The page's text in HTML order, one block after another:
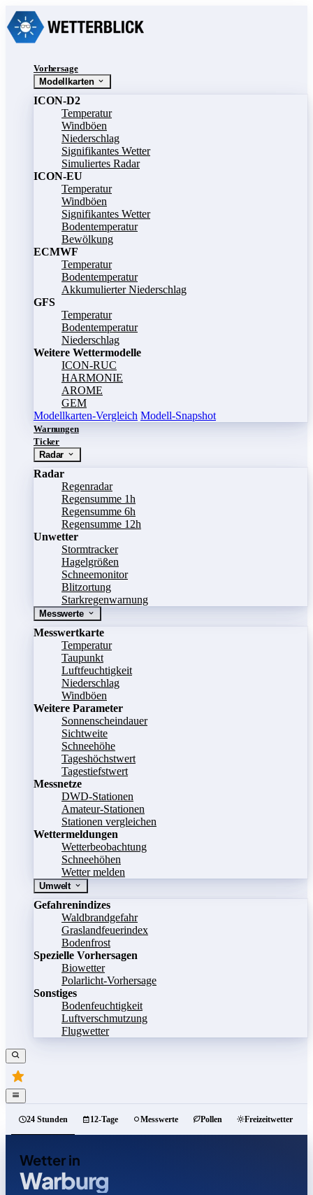
Vorhersage
Modellkarten
ICON-D2
Temperatur
Windböen
Niederschlag
Signifikantes Wetter
Simuliertes Radar
ICON-EU
Temperatur
Windböen
Signifikantes Wetter
Bodentemperatur
Bewölkung
ECMWF
Temperatur
Bodentemperatur
Akkumulierter Niederschlag
GFS
Temperatur
Bodentemperatur
Niederschlag
Weitere Wettermodelle
ICON-RUC
HARMONIE
AROME
GEM
Modellkarten-Vergleich Modell-Snapshot
Warnungen
Ticker
Radar
Radar
Regenradar
Regensumme 1h
Regensumme 6h
Regensumme 12h
Unwetter
Stormtracker
Hagelgrößen
Schneemonitor
Blitzortung
Starkregenwarnung
Messwerte
Messwertkarte
Temperatur
Taupunkt
Luftfeuchtigkeit
Niederschlag
Windböen
Weitere Parameter
Sonnenscheindauer
Sichtweite
Schneehöhe
Tageshöchstwert
Tagestiefstwert
Messnetze
DWD-Stationen
Amateur-Stationen
Stationen vergleichen
Wettermeldungen
Wetterbeobachtung
Schneehöhen
Wetter melden
Umwelt
Gefahrenindizes
Waldbrandgefahr
Graslandfeuerindex
Bodenfrost
Spezielle Vorhersagen
Biowetter
Polarlicht-Vorhersage
Sonstiges
Bodenfeuchtigkeit
Luftverschmutzung
Flugwetter
24 Stunden 12-Tage Messwerte Pollen Freizeitwetter
Wetter in
Warburg